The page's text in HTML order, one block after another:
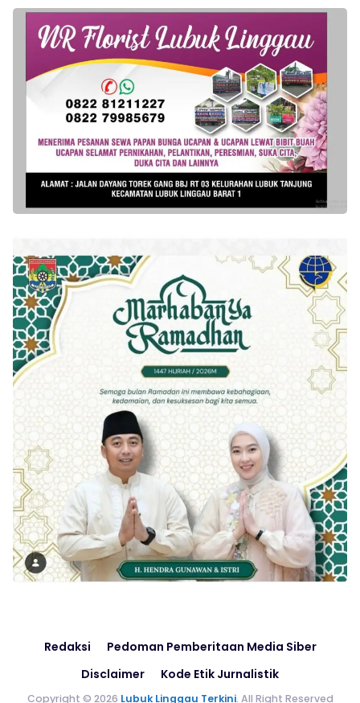
Redaksi
Pedoman Pemberitaan Media Siber
Disclaimer
Kode Etik Jurnalistik
Copyright © 2026 Lubuk Linggau Terkini. All Right Reserved